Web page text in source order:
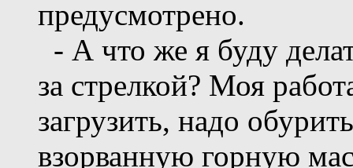
предусмотрено.
- А что же я буду
за стрелкой? Моя
загрузить, надо
взорванную горную